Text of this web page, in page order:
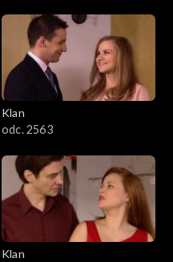
Klan
odc. 2563
Klan